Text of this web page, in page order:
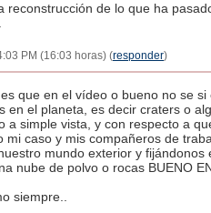
reconstrucción de lo que ha
PM (16:03 horas) (responder)
que en el vídeo o bueno no se
en el planeta, es decir craters o
a simple vista, y con respecto a
mi caso y mis compañeros de
mundo exterior y
nube de polvo o rocas BUENO
siempre..